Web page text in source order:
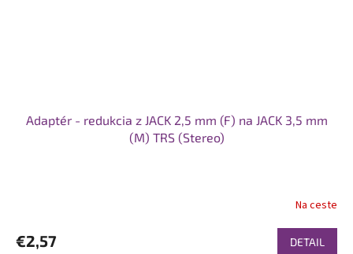
Adaptér - redukcia z JACK 2,5 mm (F) na JACK 3,5 mm
(M) TRS (Stereo)
Na ceste
€2,57 DETAIL